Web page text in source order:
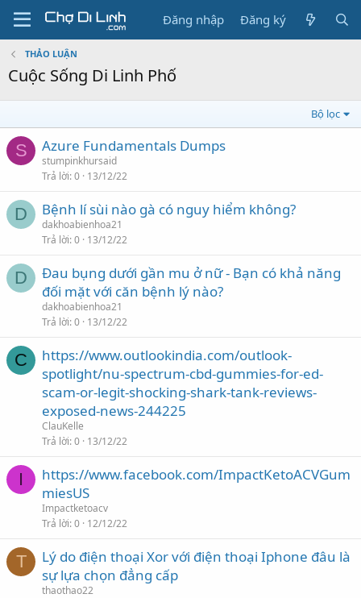
Đăng nhập Đăng ký
THẢO LUẬN
Cuộc Sống Di Linh Phố
Bộ lọc
S Azure Fundamentals Dumps
stumpinkhursaid
Trả lời 0 13/12/22
D Bệnh lí sùi nào gà có nguy hiểm không?
dakhoabienhoa21
Trả lời 0 13/12/22
D
Đau bụng dưới gần mu ở nữ - Bạn có khả năng
đối mặt với căn bệnh lý nào?
dakhoabienhoa21
Trả lời 0 13/12/22
C
https://www.outlookindia.com/outlook-
spotlight/nu-spectrum-cbd-gummies-for-ed-
scam-or-legit-shocking-shark-tank-reviews-
exposed-news-244225
ClauKelle
Trả lời 0 13/12/22
I
https://www.facebook.com/ImpactKetoACVGum
miesUS
Impactketoacv
Trả lời 0 12/12/22
T
Lý do điện thoại Xor với điện thoại Iphone đâu là
sự lựa chọn đẳng cấp
thaothao22